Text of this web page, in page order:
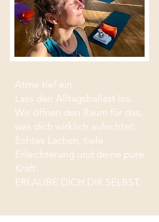
Atme tief ein.
Lass den Alltagsballast los.
Wir öffnen den Raum für das,
was dich wirklich aufrichtet:
Echtes Lachen, tiefe
Erleichterung und deine pure
Kraft.
ERLAUBE DICH DIR SELBST.